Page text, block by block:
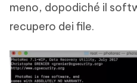
meno, dopodiché il
recupero dei file.